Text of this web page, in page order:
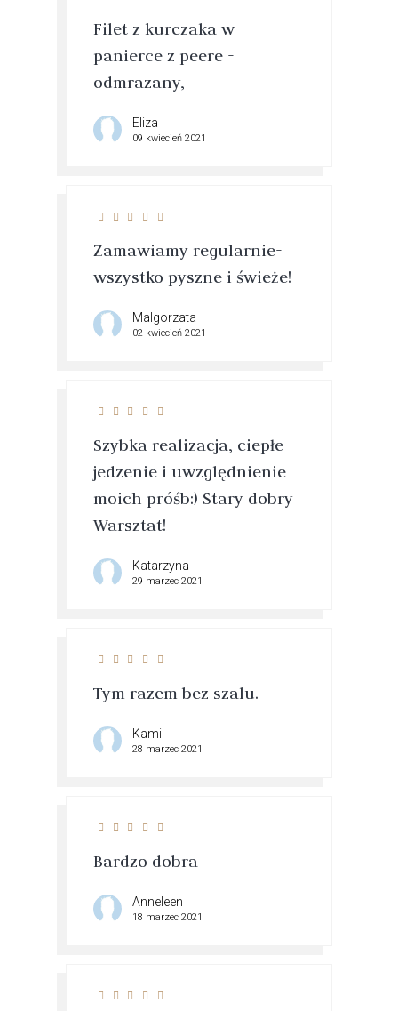
Filet z kurczaka w
panierce z peere -
odmrazany,
Eliza
09 kwiecień 2021
Zamawiamy regularnie-
wszystko pyszne i świeże!
Malgorzata
02 kwiecień 2021
Szybka realizacja, ciepłe
jedzenie i uwzględnienie
moich próśb:) Stary dobry
Warsztat!
Katarzyna
29 marzec 2021
Tym razem bez szalu.
Kamil
28 marzec 2021
Bardzo dobra
Anneleen
18 marzec 2021